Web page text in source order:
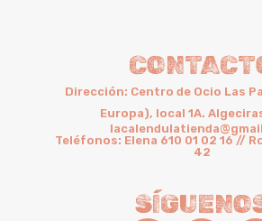
Dirección: Centro de Ocio Las
Europa), local 1A.
Teléfonos: Elena 610 01 02 16 //
42